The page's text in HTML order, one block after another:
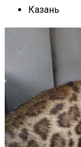
Казань